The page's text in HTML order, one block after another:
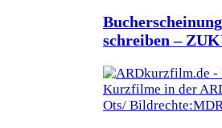
schreiben –